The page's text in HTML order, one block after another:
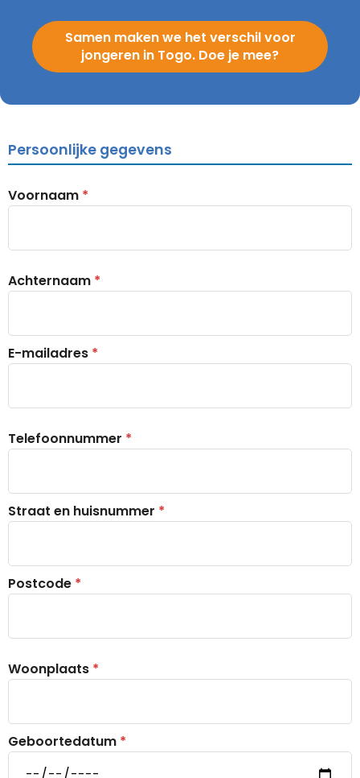
Samen maken we het verschil voor
jongeren in Togo. Doe je mee?
Persoonlijke gegevens
Voornaam *
Achternaam *
E-mailadres *
Telefoonnummer *
Straat en huisnummer *
Postcode *
Woonplaats *
Geboortedatum *